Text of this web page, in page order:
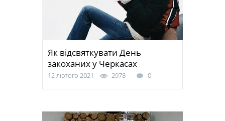
Як відсвяткувати День
закоханих у Черкасах
12 лютого 2021 2978 0